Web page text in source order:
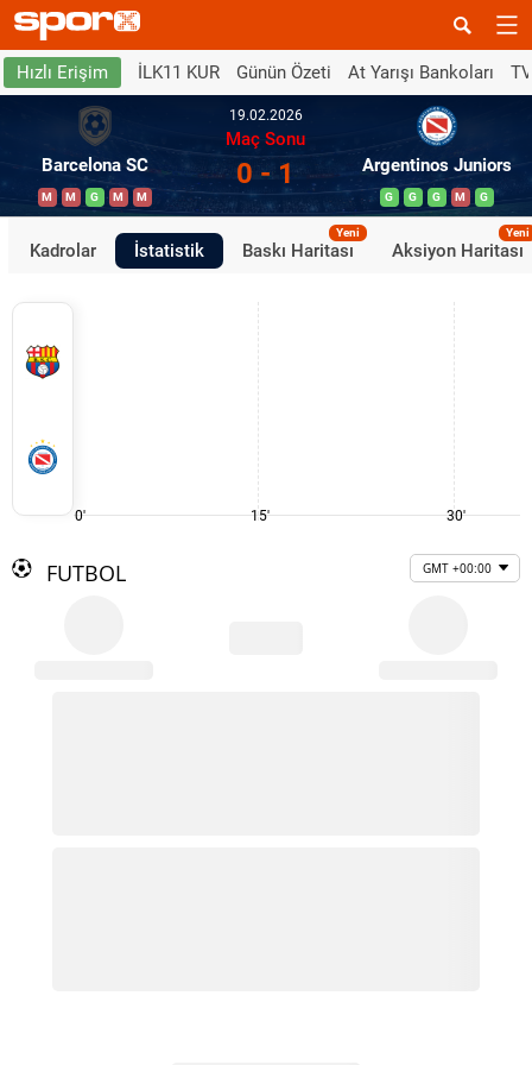
Hızlı Erişim İLK11 KUR Günün Özeti At Yarışı Bankoları
Barcelona SC
M M G M M
19.02.2026
Maç Sonu
0 - 1 Argentinos Juniors
G G G M G
Kadrolar İstatistik Baskı Haritası
Yeni
Aksiyon Haritası
Yeni
0' 15' 30'
FUTBOL GMT +00:00